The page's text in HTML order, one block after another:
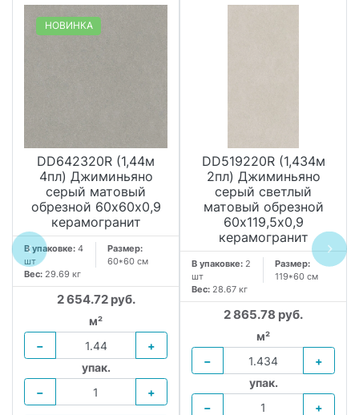
НОВИНКА
DD642320R (1,44м
4пл) Джиминьяно
серый матовый
обрезной 60х60x0,9
керамогранит
В упаковке: 4
шт
Размер:
60*60 см
Вес: 29.69 кг
2 654.72 руб.
м²
−
+
упак.
−
+
DD519220R (1,434м
2пл) Джиминьяно
серый светлый
матовый обрезной
60х119,5x0,9
керамогранит
В упаковке: 2
шт
Размер:
119*60 см
Вес: 28.67 кг
2 865.78 руб.
м²
−
+
упак.
−
+